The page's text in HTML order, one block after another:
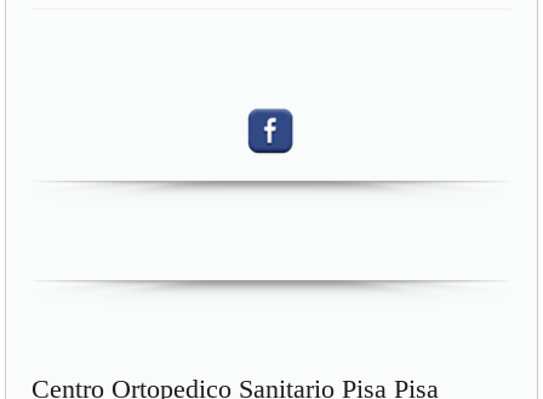
Centro Ortopedico Sanitario Pisa Pisa